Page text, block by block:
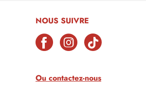
NOUS SUIVRE
Ou contactez-nous